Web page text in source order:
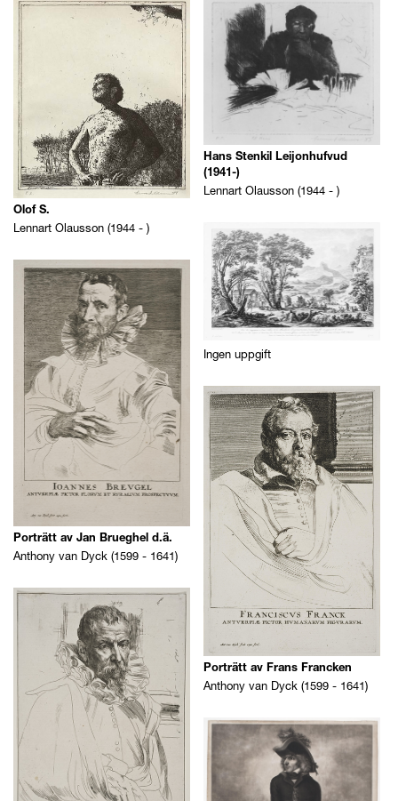
Datering
Samlingskategori
Sök Samlingskategori
Geografisk härkomst
Sök Geografisk
härkomst
Material
Sök Material
Sök Teknik
Motivkategori
Sök Motivkategori
Avbildad plats
Sök Avbildad plats
Olof S.
Lennart Olausson (1944 - )
Hans Stenkil Leijonhufvud
(1941-)
Lennart Olausson (1944 - )
Ingen uppgift
Porträtt av Jan Brueghel d.ä.
Anthony van Dyck (1599 - 1641)
Porträtt av Frans Francken
Anthony van Dyck (1599 - 1641)